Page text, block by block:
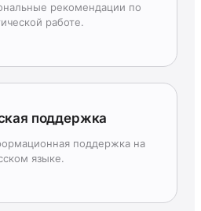
рекомендации по
работе.
поддержка
поддержка на
языке.